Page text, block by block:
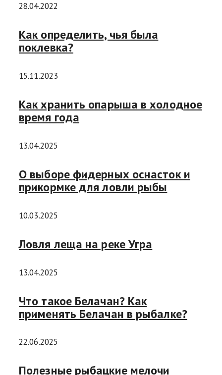
28.04.2022
Как определить, чья была
поклевка?
15.11.2023
Как хранить опарыша в холодное
время года
13.04.2025
О выборе фидерных оснасток и
прикормке для ловли рыбы
10.03.2025
Ловля леща на реке Угра
13.04.2025
Что такое Белачан? Как
применять Белачан в рыбалке?
22.06.2025
Полезные рыбацкие мелочи